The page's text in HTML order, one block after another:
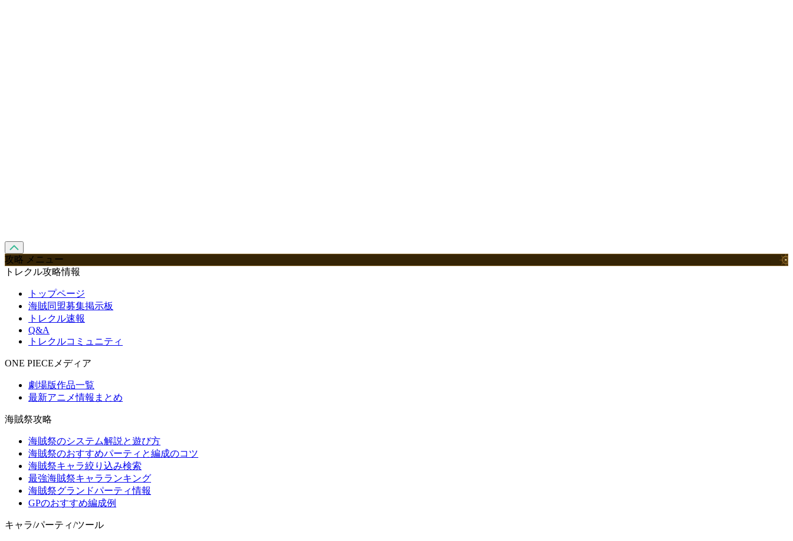
攻略 メニュー
トレクル攻略情報
トップページ
海賊同盟募集掲示板
トレクル速報
Q&A
トレクルコミュニティ
ONE PIECEメディア
劇場版作品一覧
最新アニメ情報まとめ
海賊祭攻略
海賊祭のシステム解説と遊び方
海賊祭のおすすめパーティと編成のコツ
海賊祭キャラ絞り込み検索
最強海賊祭キャラランキング
海賊祭グランドパーティ情報
GPのおすすめ編成例
キャラ/パーティ/ツール